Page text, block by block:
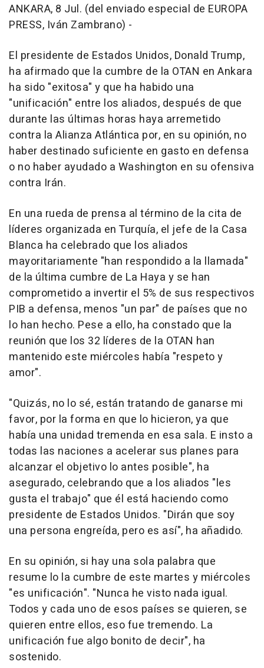
ANKARA, 8 Jul. (del enviado especial de EUROPA
PRESS, Iván Zambrano) -
El presidente de Estados Unidos, Donald Trump,
ha afirmado que la cumbre de la OTAN en Ankara
ha sido "exitosa" y que ha habido una
"unificación" entre los aliados, después de que
durante las últimas horas haya arremetido
contra la Alianza Atlántica por, en su opinión, no
haber destinado suficiente en gasto en defensa
o no haber ayudado a Washington en su ofensiva
contra Irán.
En una rueda de prensa al término de la cita de
líderes organizada en Turquía, el jefe de la Casa
Blanca ha celebrado que los aliados
mayoritariamente "han respondido a la llamada"
de la última cumbre de La Haya y se han
comprometido a invertir el 5% de sus respectivos
PIB a defensa, menos "un par" de países que no
lo han hecho. Pese a ello, ha constado que la
reunión que los 32 líderes de la OTAN han
mantenido este miércoles había "respeto y
amor".
"Quizás, no lo sé, están tratando de ganarse mi
favor, por la forma en que lo hicieron, ya que
había una unidad tremenda en esa sala. E insto a
todas las naciones a acelerar sus planes para
alcanzar el objetivo lo antes posible", ha
asegurado, celebrando que a los aliados "les
gusta el trabajo" que él está haciendo como
presidente de Estados Unidos. "Dirán que soy
una persona engreída, pero es así", ha añadido.
En su opinión, si hay una sola palabra que
resume lo la cumbre de este martes y miércoles
"es unificación". "Nunca he visto nada igual.
Todos y cada uno de esos países se quieren, se
quieren entre ellos, eso fue tremendo. La
unificación fue algo bonito de decir", ha
sostenido.